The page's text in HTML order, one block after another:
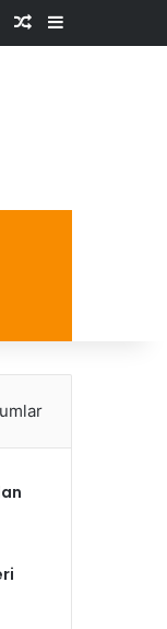
Ol
Rastgele Makale
Kenar